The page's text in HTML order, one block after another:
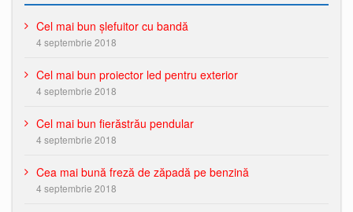
Cel mai bun șlefuitor cu bandă
4 septembrie 2018
Cel mai bun proiector led pentru exterior
4 septembrie 2018
Cel mai bun fierăstrău pendular
4 septembrie 2018
Cea mai bună freză de zăpadă pe benzină
4 septembrie 2018